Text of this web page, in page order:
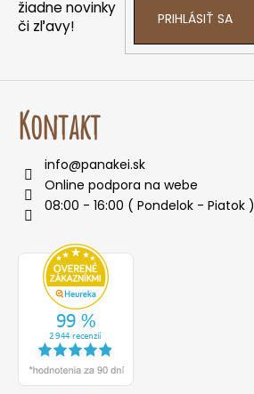
žiadne novinky
či zľavy!
PRIHLÁSIŤ SA
Kontakt
info@panakei.sk
Online podpora na webe
08:00 - 16:00 ( Pondelok - Piatok )